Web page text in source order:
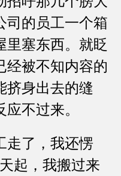
司的员工一个箱
里塞东西。就眨
经被不知内容的
挤身出去的缝
不过来。
了，我还愣
起，我搬过来